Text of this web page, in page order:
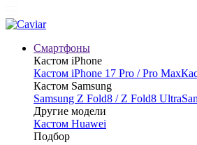
Смартфоны
Кастом iPhone
Кастом iPhone 17 Pro / Pro Max
Кастом Samsung
Samsung Z Fold8 / Z Fold8 Ultra
Другие модели
Кастом Huawei
Подбор